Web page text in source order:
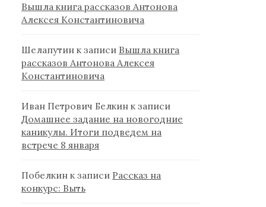
Вышла книга рассказов Антонова
Алексея Константиновича
Шелапутин к записи Вышла книга
рассказов Антонова Алексея
Константиновича
Иван Петрович Белкин к записи
Домашнее задание на новогодние
каникулы. Итоги подведем на
встрече 8 января
Побелкин к записи Рассказ на
конкурс: Выть